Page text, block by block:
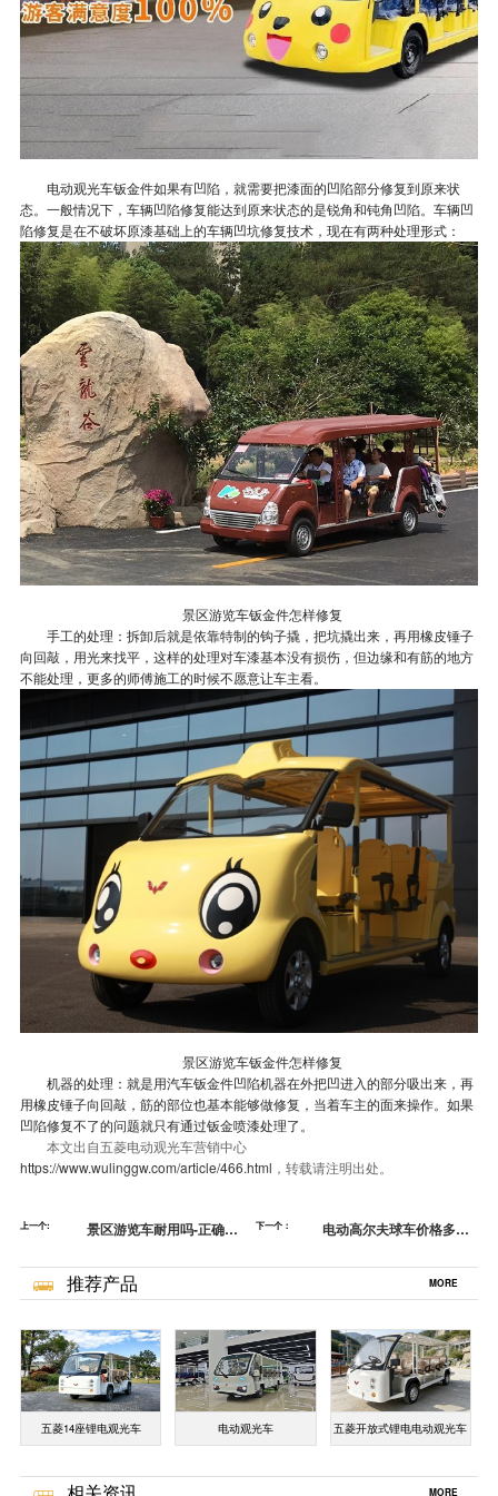
电动观光车钣金件如果有凹陷，就需要把漆面的凹陷部分修复到原来状
态。一般情况下，车辆凹陷修复能达到原来状态的是锐角和钝角凹陷。车辆凹
陷修复是在不破坏原漆基础上的车辆凹坑修复技术，现在有两种处理形式：
景区游览车钣金件怎样修复
手工的处理：拆卸后就是依靠特制的钩子撬，把坑撬出来，再用橡皮锤子
向回敲，用光来找平，这样的处理对车漆基本没有损伤，但边缘和有筋的地方
不能处理，更多的师傅施工的时候不愿意让车主看。
景区游览车钣金件怎样修复
机器的处理：就是用汽车钣金件凹陷机器在外把凹进入的部分吸出来，再
用橡皮锤子向回敲，筋的部位也基本能够做修复，当着车主的面来操作。如果
凹陷修复不了的问题就只有通过钣金喷漆处理了。
本文出自五菱电动观光车营销中心
https://www.wulinggw.com/article/466.html ，转载请注明出处。
上一个:
景区游览车耐用吗-正确保
下一个：
电动高尔夫球车价格多少-
菱]
推荐产品 MORE
五菱14座锂电观光车 电动观光车 五菱开放式锂电电动观光车
MORE